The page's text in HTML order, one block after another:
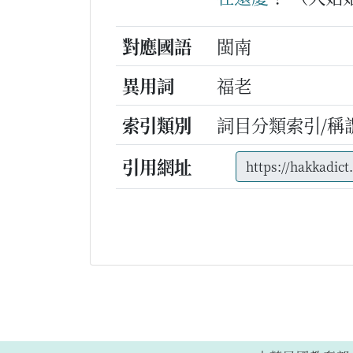
對應國語
閩南
異用詞
福老
索引類別
詞目分類索引/稱
引用網址